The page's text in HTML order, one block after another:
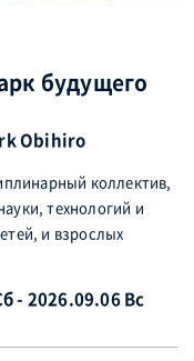
будущего
Obihiro
коллектив,
технологий и
и взрослых
- 2026.09.06 Вс